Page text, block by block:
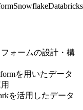
SnowflakeDatabricks
ォームの設計・構
を用いたデータ
を活用したデータ